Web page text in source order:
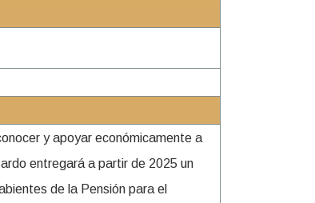
y apoyar económicamente a
entregará a partir de 2025 un
de la Pensión para el